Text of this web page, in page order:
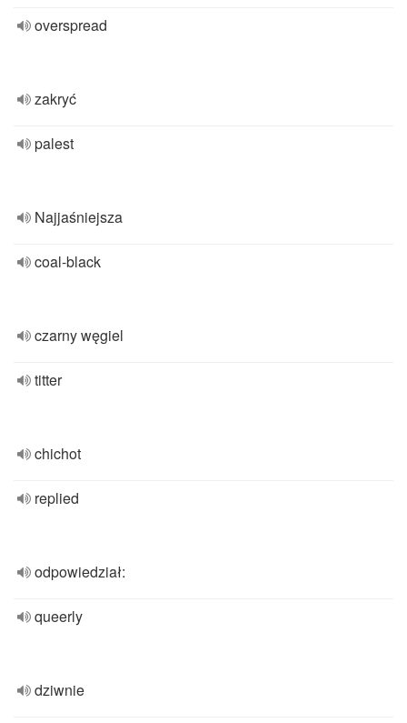
overspread
zakryć
palest
Najjaśniejsza
coal-black
czarny węgiel
titter
chichot
replied
odpowiedział:
queerly
dziwnie